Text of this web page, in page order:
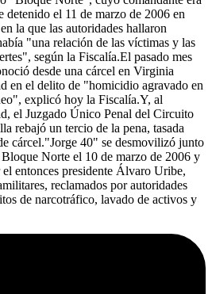
el 11 de marzo de 2006 en
la que las autoridades hallaron
"una relación de las víctimas y las
según la Fiscalía.El pasado mes
desde una cárcel en Virginia
en el delito de "homicidio agravado en
explicó hoy la Fiscalía.Y, al
el Juzgado Único Penal del Circuito
rebajó un tercio de la pena, tasada
cárcel."Jorge 40" se desmovilizó junto
Norte el 10 de marzo de 2006 y
entonces presidente Álvaro Uribe,
reclamados por autoridades
de narcotráfico, lavado de activos y